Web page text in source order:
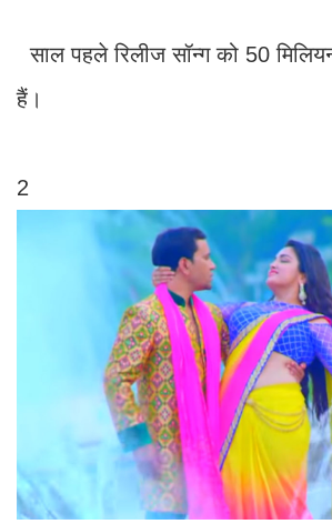
साल पहले रिलीज सॉन्ग को 50
हैं।
2